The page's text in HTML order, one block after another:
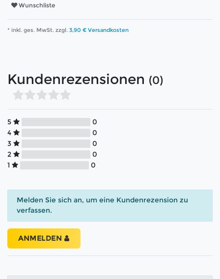
Wunschliste
* inkl. ges. MwSt. zzgl. 3,90 € Versandkosten
Kundenrezensionen (0)
5
0
4
0
3
0
2
0
1
0
Melden Sie sich an, um eine Kundenrezension zu
verfassen.
ANMELDEN